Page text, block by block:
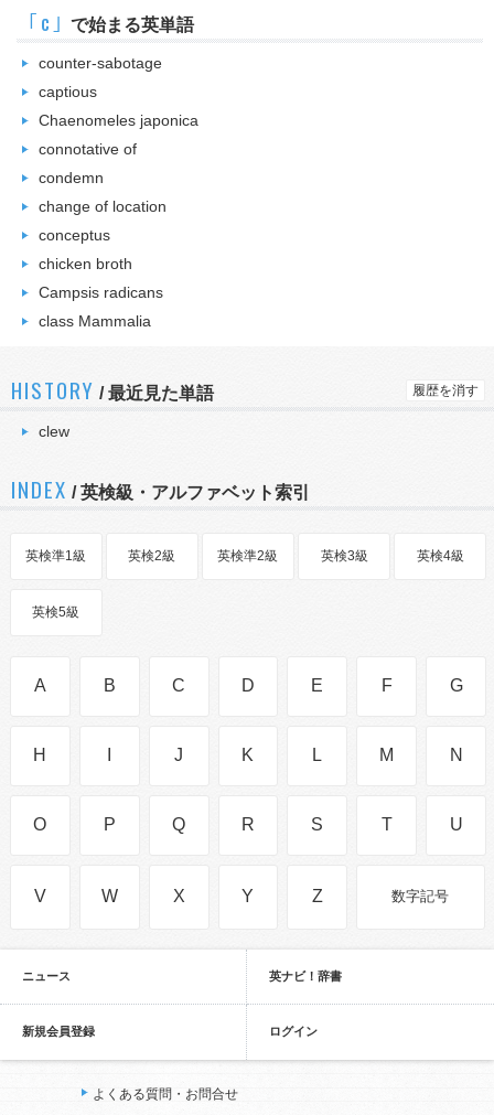
｢c｣ で始まる英単語
counter-sabotage
captious
Chaenomeles japonica
connotative of
condemn
change of location
conceptus
chicken broth
Campsis radicans
class Mammalia
HISTORY /最近見た単語 履歴を消す
clew
INDEX / 英検級・アルファベット索引
英検準1級 英検2級 英検準2級 英検3級 英検4級
英検5級
A B C D E F G
H J K L M N
O P Q R S T U
V W X Y Z 数字記号
ニュース 英ナビ！辞書
新規会員登録 ログイン
よくある質問・お問合せ